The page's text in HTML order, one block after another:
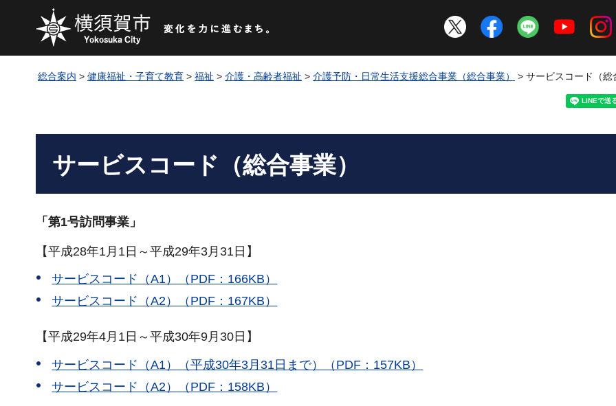
総合案内 > 健康福祉・子育て教育 > 福祉 > 介護・高齢者福祉 > 介護予防・日常生活支援総合事業（総合事業） > サービスコード（総
サービスコード（総合事業）
「第1号訪問事業」
【平成28年1月1日～平成29年3月31日】
サービスコード（A1）（PDF：166KB）
サービスコード（A2）（PDF：167KB）
【平成29年4月1日～平成30年9月30日】
サービスコード（A1）（平成30年3月31日まで）（PDF：157KB）
サービスコード（A2）（PDF：158KB）